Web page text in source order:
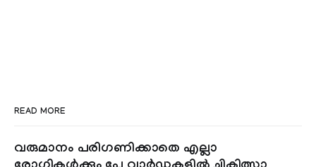
READ MORE
വരുമാനം പരിഗണിക്കാതെ എല്ലാ